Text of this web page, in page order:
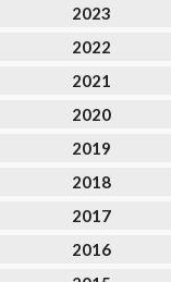
2023
2022
2021
2020
2019
2018
2017
2016